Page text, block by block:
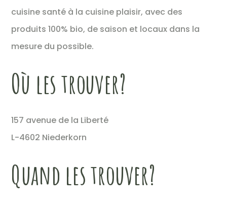
cuisine santé à la cuisine plaisir, avec des
produits 100% bio, de saison et locaux dans la
mesure du possible.
Où les trouver?
157 avenue de la Liberté
L-4602 Niederkorn
Quand les trouver?